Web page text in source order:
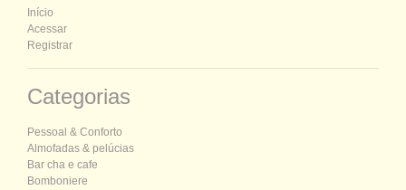
Início
Acessar
Registrar
Categorias
Pessoal & Conforto
Almofadas & pelúcias
Bar cha e cafe
Bomboniere